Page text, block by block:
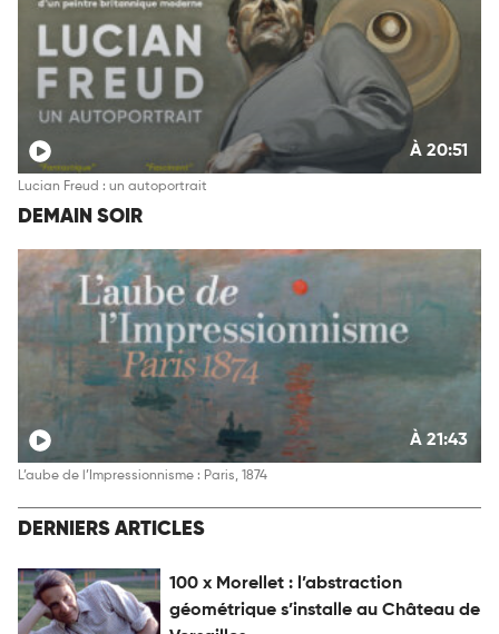
À 20:51
Lucian Freud : un autoportrait
DEMAIN SOIR
À 21:43
L’aube de l’Impressionnisme : Paris, 1874
DERNIERS ARTICLES
100 x Morellet : l’abstraction
géométrique s’installe au Château de